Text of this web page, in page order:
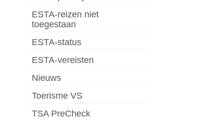
ESTA-reizen niet
toegestaan
ESTA-status
ESTA-vereisten
Nieuws
Toerisme VS
TSA PreCheck